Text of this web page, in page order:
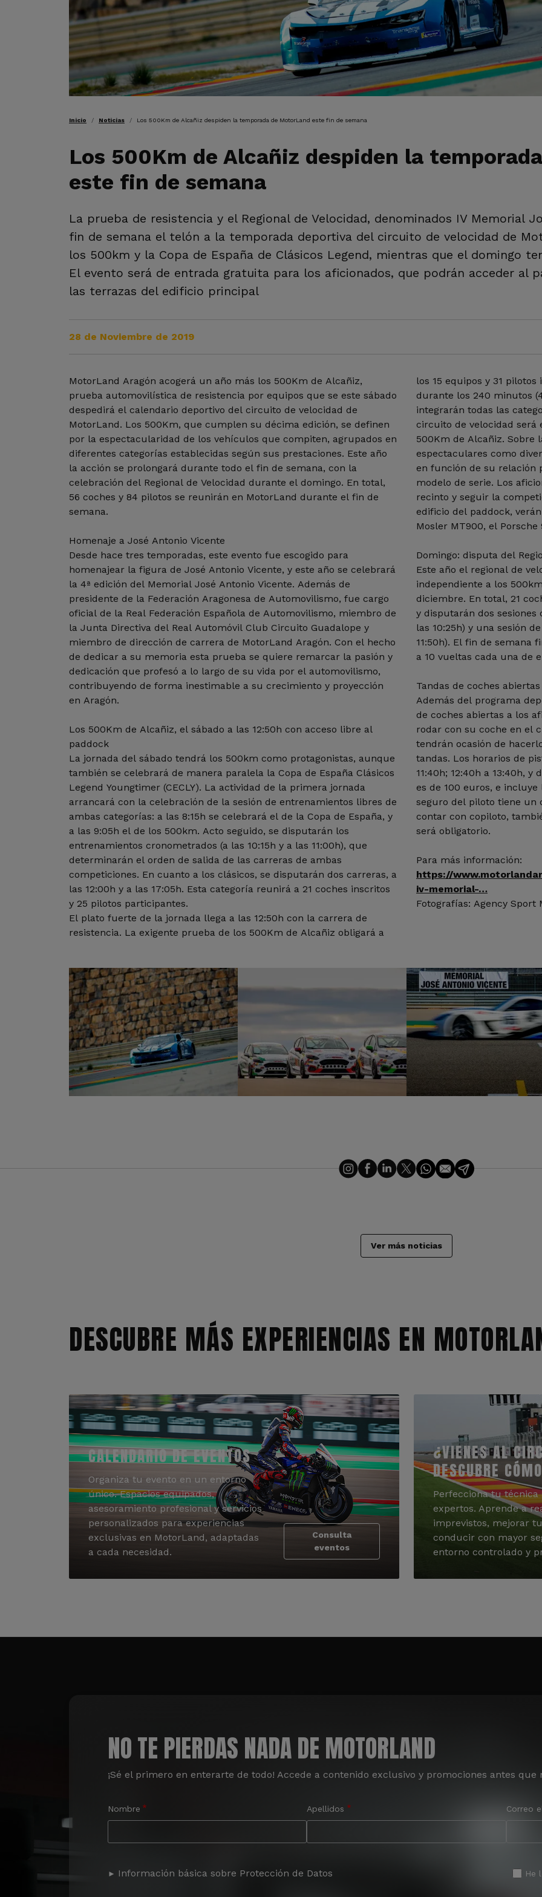
RUTA DE NAVEGACIÓN
Inicio Noticias Los 500Km de Alcañiz despiden la temporada de MotorLand este fin de semana
Los 500Km de Alcañiz despiden la
este fin de semana
La prueba de resistencia y el Regional de Velocidad, denominados IV Memorial
fin de semana el telón a la temporada deportiva del circuito de velocidad de
los 500km y la Copa de España de Clásicos Legend, mientras que el domingo
El evento será de entrada gratuita para los aficionados, que podrán acceder al
las terrazas del edificio principal
28 de Noviembre de 2019
MotorLand Aragón acogerá un año más los 500Km de Alcañiz,
prueba automovilística de resistencia por equipos que se este sábado
despedirá el calendario deportivo del circuito de velocidad de
MotorLand. Los 500Km, que cumplen su décima edición, se definen
por la espectacularidad de los vehículos que compiten, agrupados en
diferentes categorías establecidas según sus prestaciones. Este año
la acción se prolongará durante todo el fin de semana, con la
celebración del Regional de Velocidad durante el domingo. En total,
56 coches y 84 pilotos se reunirán en MotorLand durante el fin de
semana.
Homenaje a José Antonio Vicente
Desde hace tres temporadas, este evento fue escogido para
homenajear la figura de José Antonio Vicente, y este año se celebrará
la 4ª edición del Memorial José Antonio Vicente. Además de
presidente de la Federación Aragonesa de Automovilismo, fue cargo
oficial de la Real Federación Española de Automovilismo, miembro de
la Junta Directiva del Real Automóvil Club Circuito Guadalope y
miembro de dirección de carrera de MotorLand Aragón. Con el hecho
de dedicar a su memoria esta prueba se quiere remarcar la pasión y
dedicación que profesó a lo largo de su vida por el automovilismo,
contribuyendo de forma inestimable a su crecimiento y proyección
en Aragón.
Los 500Km de Alcañiz, el sábado a las 12:50h con acceso libre al
paddock
La jornada del sábado tendrá los 500km como protagonistas, aunque
también se celebrará de manera paralela la Copa de España Clásicos
Legend Youngtimer (CECLY). La actividad de la primera jornada
arrancará con la celebración de la sesión de entrenamientos libres de
ambas categorías: a las 8:15h se celebrará el de la Copa de España, y
a las 9:05h el de los 500km. Acto seguido, se disputarán los
entrenamientos cronometrados (a las 10:15h y a las 11:00h), que
determinarán el orden de salida de las carreras de ambas
competiciones. En cuanto a los clásicos, se disputarán dos carreras, a
las 12:00h y a las 17:05h. Esta categoría reunirá a 21 coches inscritos
y 25 pilotos participantes.
El plato fuerte de la jornada llega a las 12:50h con la carrera de
resistencia. La exigente prueba de los 500Km de Alcañiz obligará a
los 15 equipos y 31
durante los 240 minutos
integrarán todas las
circuito de velocidad será
500Km de Alcañiz. Sobre
espectaculares como
en función de su relación
modelo de serie. Los
recinto y seguir la
edificio del paddock,
Mosler MT900, el Porsche
Domingo: disputa del
Este año el regional de
independiente a los
diciembre. En total, 21
y disputarán dos sesiones
las 10:25h) y una sesión
11:50h). El fin de semana
a 10 vueltas cada una de
Tandas de coches
Además del programa
de coches abiertas a los
rodar con su coche en el
tendrán ocasión de
tandas. Los horarios de
11:40h; 12:40h a 13:40h, y
es de 100 euros, e
seguro del piloto tiene un
contar con copiloto,
será obligatorio.
Para más información:
https://
iv-memorial-…
Fotografías: Agency Sport
Ver más noticias
DESCUBRE MÁS EXPERIENCIAS EN
CALENDARIO DE EVENTOS
Organiza tu evento en un entorno
único. Espacios equipados,
asesoramiento profesional y servicios
personalizados para experiencias
exclusivas en MotorLand, adaptadas
a cada necesidad.
Consulta
eventos
¿VIENES AL
DESCUBRE
Perfecciona tu técnica
expertos. Aprende a
imprevistos, mejorar
conducir con mayor
entorno controlado y
NO TE PIERDAS NADA DE MOTORLAND
¡Sé el primero en enterarte de todo! Accede a contenido exclusivo y promociones antes que
Nombre Apellidos Correo
Información básica sobre Protección de Datos He